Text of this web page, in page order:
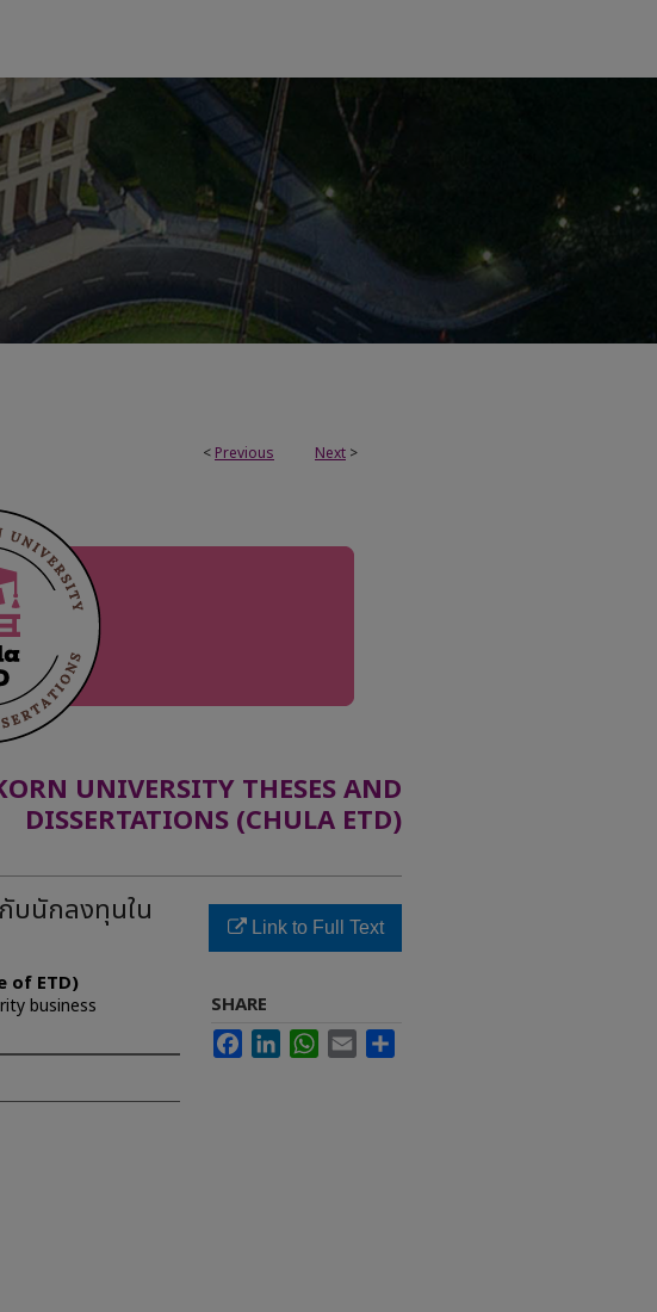
< Previous Next >
UNIVERSITY THESES AND
DISSERTATIONS (CHULA ETD)
บนักลงทุนใน
of ETD)
business
Link to Full Text
SHARE
FacebookLinkedInWhatsApp
Email